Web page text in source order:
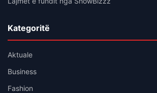
Kategoritë
Aktuale
Business
Fashion